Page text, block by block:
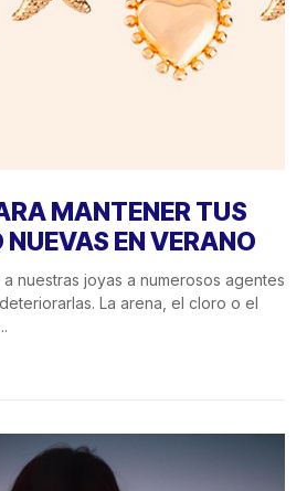
MANTENER TUS
EN VERANO
nuestras joyas a numerosos agentes
La arena, el cloro o el